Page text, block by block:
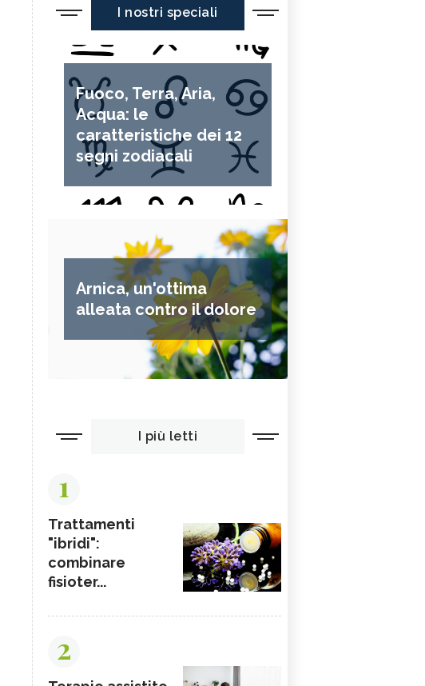
I nostri speciali
Fuoco, Terra, Aria,
Acqua: le
caratteristiche dei 12
segni zodiacali
Arnica, un'ottima
alleata contro il dolore
I più letti
1
Trattamenti
"ibridi":
combinare
fisioter...
2